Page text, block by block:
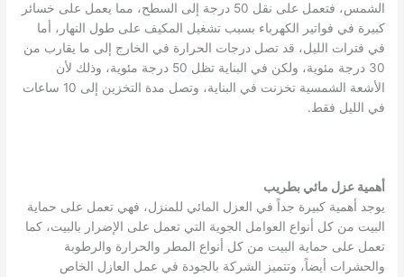
الشمس، فتعمل على نقل 50 درجة إلى السطح، مما يعمل على خسائر
كبيرة في فواتير الكهرباء بسبب تشغيل المكيف على طول النهار، أما
في فترات الليل، قد تصل درجات الحرارة في الخارج إلى ما يقارب من
30 درجة مئوية، ولكن في البناية تظل 50 درجة مئوية، وذلك لأن
الأشعة الشمسية تخزنت في البناية، وتصل مدة التخزين إلى 10 ساعات
في الليل فقط.
أهمية عزل مائي بطريب
يوجد أهمية كبيرة جداً في العزل المائي للمنزل، فهي تعمل على حماية
البيت من كل أنواع العوامل الجوية التي تعمل على الإضرار بالبيت، كما
تعمل على حماية البيت من كل أنواع المطر والحرارة والرطوبة
والحشرات أيضاً، وتتميز الشركة بالجودة في عمل العازل الخاص